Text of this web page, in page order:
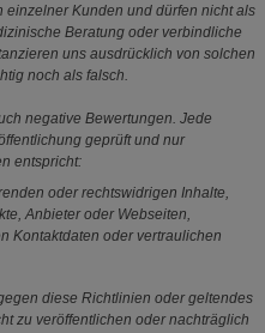
Kunden und dürfen nicht als
Beratung oder verbindliche
uns ausdrücklich von solchen
noch als falsch.
negative Bewertungen. Jede
geprüft und nur
entspricht:
oder rechtswidrigen Inhalte,
Anbieter oder Webseiten,
Kontaktdaten oder vertraulichen
diese Richtlinien oder geltendes
zu veröffentlichen oder nachträglich